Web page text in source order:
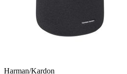
Harman/Kardon